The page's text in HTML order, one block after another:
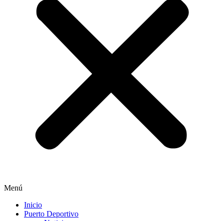
Menú
Inicio
Puerto Deportivo